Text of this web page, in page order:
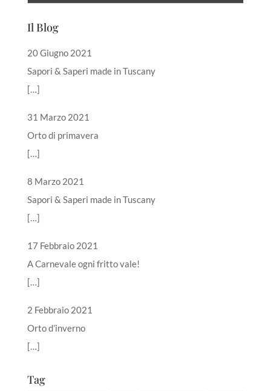
Il Blog
20 Giugno 2021
Sapori & Saperi made in Tuscany
[…]
31 Marzo 2021
Orto di primavera
[…]
8 Marzo 2021
Sapori & Saperi made in Tuscany
[…]
17 Febbraio 2021
A Carnevale ogni fritto vale!
[…]
2 Febbraio 2021
Orto d’inverno
[…]
Tag